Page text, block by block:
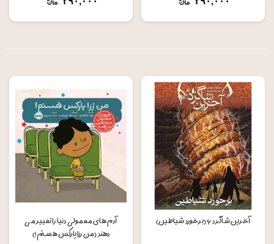
آخرین شاگرد ۶ (برخورد شیاطین)
آدم های معمولی دنیا را تغییر می
دهند (من رزا پارکس هستم !)